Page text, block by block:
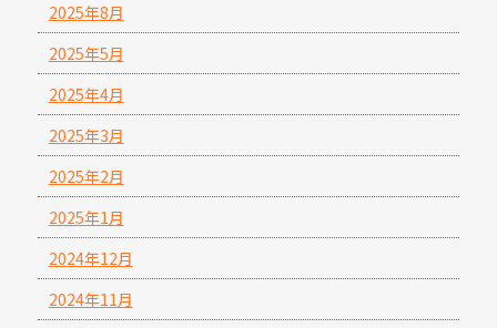
2025年8月
2025年5月
2025年4月
2025年3月
2025年2月
2025年1月
2024年12月
2024年11月